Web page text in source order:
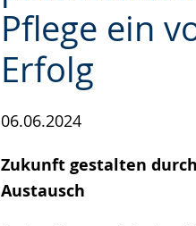
Pflege ein
Erfolg
06.06.2024
Zukunft gestalten
Austausch